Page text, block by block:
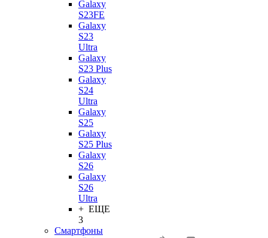
Galaxy
S23FE
Galaxy
S23
Ultra
Galaxy
S23 Plus
Galaxy
S24
Ultra
Galaxy
S25
Galaxy
S25 Plus
Galaxy
S26
Galaxy
S26
Ultra
+ ЕЩЕ
3
Смартфоны